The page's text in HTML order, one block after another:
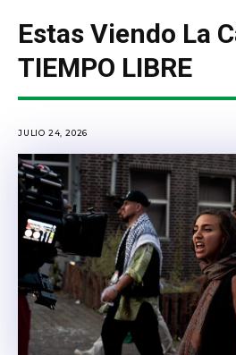
Estas Viendo La
TIEMPO LIBRE
JULIO 24, 2026